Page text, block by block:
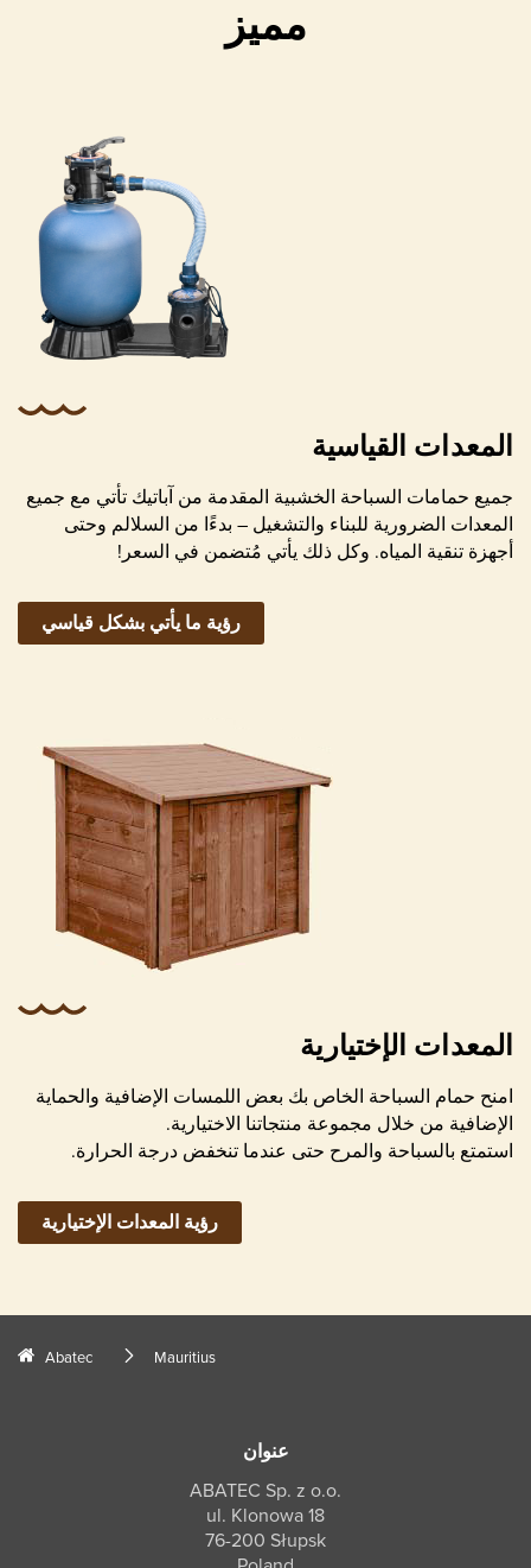
مميز
المعدات القياسية
جميع حمامات السباحة الخشبية المقدمة من آباتيك تأتي مع جميع
المعدات الضرورية للبناء والتشغيل – بدءًا من السلالم وحتى
أجهزة تنقية المياه. وكل ذلك يأتي مُتضمن في السعر!
رؤية ما يأتي بشكل قياسي
المعدات الإختيارية
امنح حمام السباحة الخاص بك بعض اللمسات الإضافية والحماية
الإضافية من خلال مجموعة منتجاتنا الاختيارية.
استمتع بالسباحة والمرح حتى عندما تنخفض درجة الحرارة.
رؤية المعدات الإختيارية
نسيج أرضي لفصل الأرض والجدران
بطانة زرقاء مع مظهر مُجمع
مضخة مياه مع مرشح رمل، مناسبان لحجم
حمام السباحة
مداخل إرجاع (1،2 أو 4 بناءًا عن موديل حمام
السباحة)
Abatec Mauritius
عنوان
ABATEC Sp. z o.o.
ul. Klonowa 18
76-200 Słupsk